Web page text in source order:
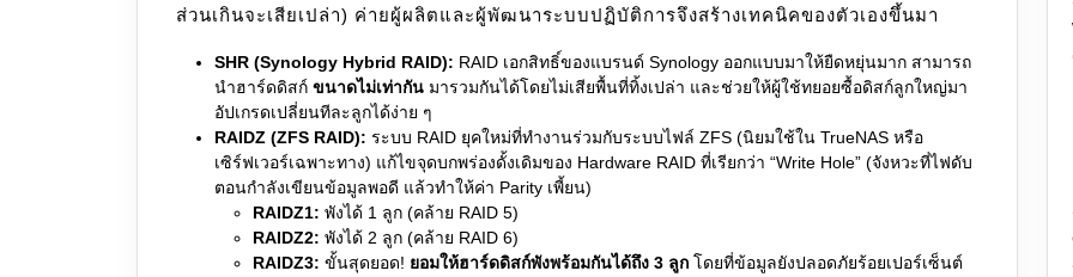
ส่วนเกินจะเสียเปล่า) ค่ายผู้ผลิตและผู้พัฒนาระบบปฏิบัติการจึงสร้างเทคนิคของตัวเองขึ้นมา
SHR (Synology Hybrid RAID): RAID เอกสิทธิ์ของแบรนด์ Synology ออกแบบมาให้ยืดหยุ่นมาก สามารถ
นำฮาร์ดดิสก์ ขนาดไม่เท่ากัน มารวมกันได้โดยไม่เสียพื้นที่ทิ้งเปล่า และช่วยให้ผู้ใช้ทยอยซื้อดิสก์ลูกใหญ่มา
อัปเกรดเปลี่ยนทีละลูกได้ง่าย ๆ
RAIDZ (ZFS RAID): ระบบ RAID ยุคใหม่ที่ทำงานร่วมกับระบบไฟล์ ZFS (นิยมใช้ใน TrueNAS หรือ
เซิร์ฟเวอร์เฉพาะทาง) แก้ไขจุดบกพร่องดั้งเดิมของ Hardware RAID ที่เรียกว่า “Write Hole” (จังหวะที่ไฟดับ
ตอนกำลังเขียนข้อมูลพอดี แล้วทำให้ค่า Parity เพี้ยน)
RAIDZ1: พังได้ 1 ลูก (คล้าย RAID 5)
RAIDZ2: พังได้ 2 ลูก (คล้าย RAID 6)
RAIDZ3: ขั้นสุดยอด! ยอมให้ฮาร์ดดิสก์พังพร้อมกันได้ถึง 3 ลูก โดยที่ข้อมูลยังปลอดภัยร้อยเปอร์เซ็นต์